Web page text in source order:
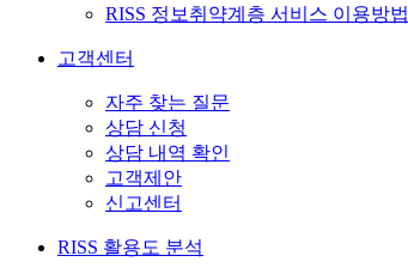
RISS 정보취약계층 서비스 이용방법
고객센터
자주 찾는 질문
상담 신청
상담 내역 확인
고객제안
신고센터
RISS 활용도 분석